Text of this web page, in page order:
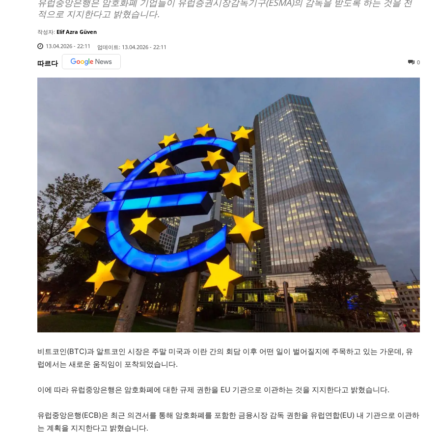
유럽중앙은행은 암호화폐 기업들이 유럽증권시장감독기구(ESMA)의 감독을 받도록 하는 것을 전
적으로 지지한다고 밝혔습니다.
작성자: Elif Azra Güven
13.04.2026 - 22:11
업데이트: 13.04.2026 - 22:11
따르다 0
비트코인(BTC)과 알트코인 시장은 주말 미국과 이란 간의 회담 이후 어떤 일이 벌어질지에 주목하고 있는 가운데, 유
럽에서는 새로운 움직임이 포착되었습니다.
이에 따라 유럽중앙은행은 암호화폐에 대한 규제 권한을 EU 기관으로 이관하는 것을 지지한다고 밝혔습니다.
유럽중앙은행(ECB)은 최근 의견서를 통해 암호화폐를 포함한 금융시장 감독 권한을 유럽연합(EU) 내 기관으로 이관하
는 계획을 지지한다고 밝혔습니다.